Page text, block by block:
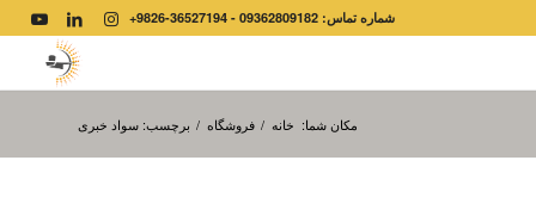
شماره تماس: 09362809182 - 36527194-9826+
مکان شما: خانه / فروشگاه / برچسب: سواد خبری